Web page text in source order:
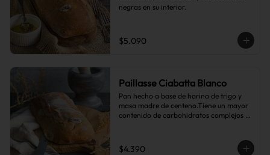
negras en su interior.
$5.090
Paillasse Ciabatta Blanco
Pan hecho a base de harina de trigo y
masa madre de centeno.Tiene un mayor
contenido de carbohidratos complejos
$4.390